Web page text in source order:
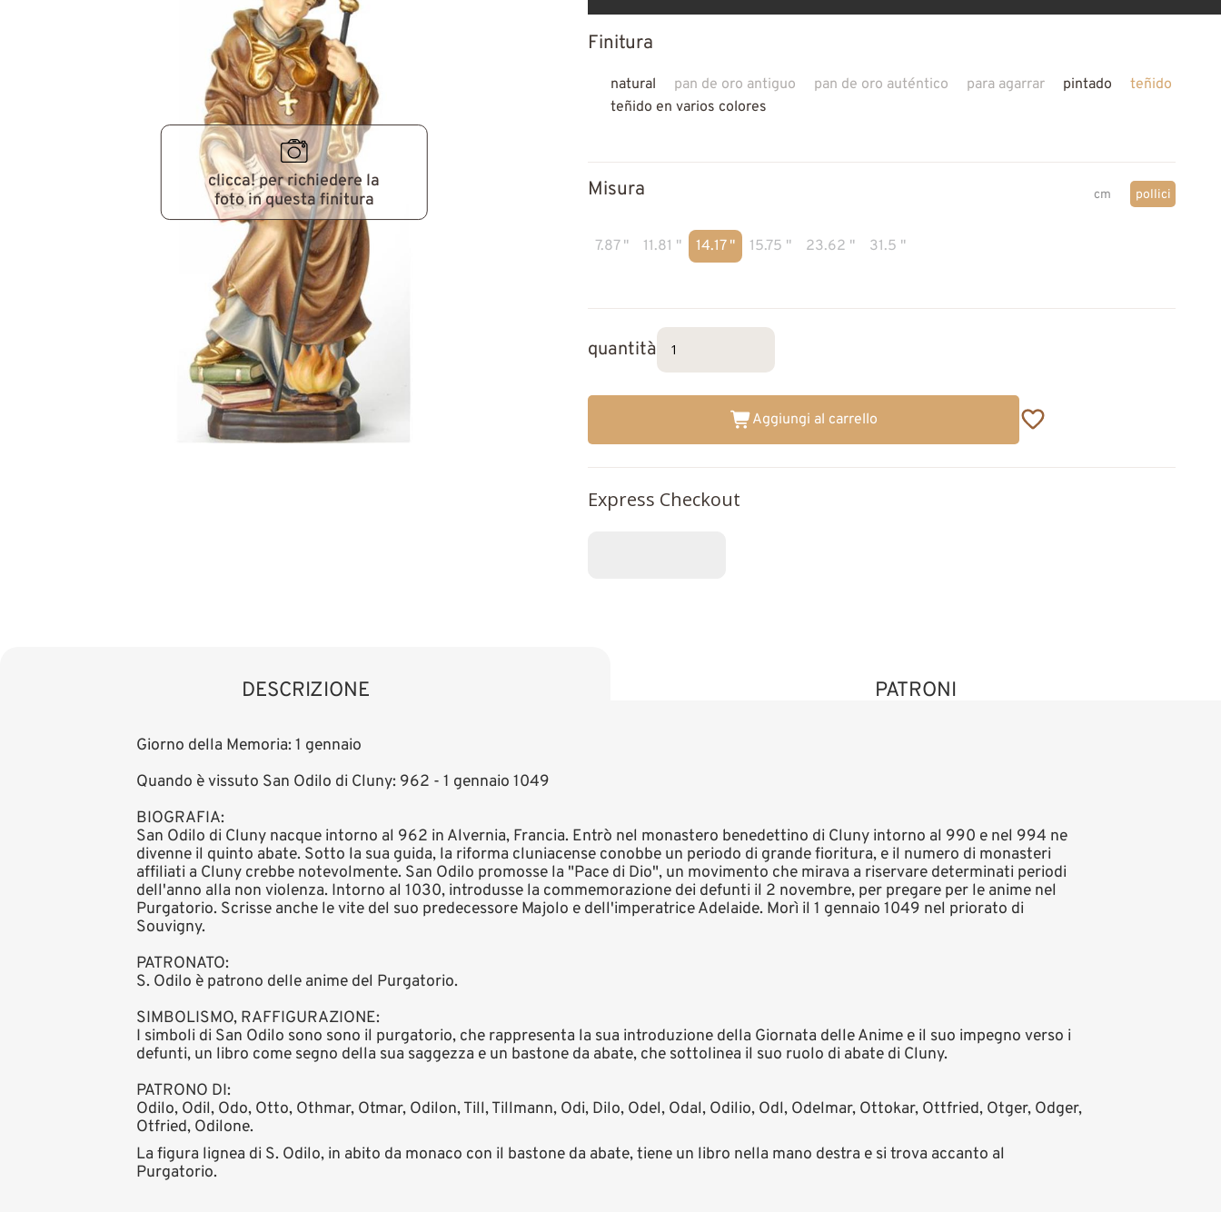
clicca! per richiedere la
foto in questa finitura
Finitura
natural pan de oro antiguo pan de oro auténtico para agarrar pintado
teñido
teñido en varios colores
Misura cm pollici
7.87 " 11.81 " 14.17 " 15.75 " 23.62 " 31.5 "
quantità
Aggiungi al carrello
Express Checkout
DESCRIZIONE PATRONI
Giorno della Memoria: 1 gennaio
Quando è vissuto San Odilo di Cluny: 962 - 1 gennaio 1049
BIOGRAFIA:
San Odilo di Cluny nacque intorno al 962 in Alvernia, Francia. Entrò nel monastero benedettino di Cluny intorno al 990 e nel 994 ne
divenne il quinto abate. Sotto la sua guida, la riforma cluniacense conobbe un periodo di grande fioritura, e il numero di monasteri
affiliati a Cluny crebbe notevolmente. San Odilo promosse la "Pace di Dio", un movimento che mirava a riservare determinati periodi
dell'anno alla non violenza. Intorno al 1030, introdusse la commemorazione dei defunti il 2 novembre, per pregare per le anime nel
Purgatorio. Scrisse anche le vite del suo predecessore Majolo e dell'imperatrice Adelaide. Morì il 1 gennaio 1049 nel priorato di
Souvigny.
PATRONATO:
S. Odilo è patrono delle anime del Purgatorio.
SIMBOLISMO, RAFFIGURAZIONE:
I simboli di San Odilo sono sono il purgatorio, che rappresenta la sua introduzione della Giornata delle Anime e il suo impegno verso i
defunti, un libro come segno della sua saggezza e un bastone da abate, che sottolinea il suo ruolo di abate di Cluny.
PATRONO DI:
Odilo, Odil, Odo, Otto, Othmar, Otmar, Odilon, Till, Tillmann, Odi, Dilo, Odel, Odal, Odilio, Odl, Odelmar, Ottokar, Ottfried, Otger, Odger,
Otfried, Odilone.
La figura lignea di S. Odilo, in abito da monaco con il bastone da abate, tiene un libro nella mano destra e si trova accanto al
Purgatorio.